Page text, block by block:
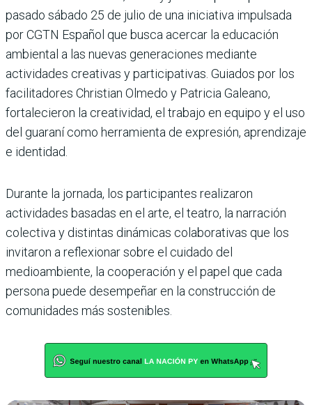
pasado sábado 25 de julio de una iniciativa impulsada
por CGTN Español que busca acercar la educación
ambiental a las nuevas generaciones mediante
actividades creativas y participativas. Guiados por los
facilitadores Christian Olmedo y Patricia Galeano,
fortalecieron la creatividad, el trabajo en equipo y el uso
del guaraní como herramienta de expresión, aprendizaje
e identidad.
Durante la jornada, los participantes realizaron
actividades basadas en el arte, el teatro, la narración
colectiva y distintas dinámicas colaborativas que los
invitaron a reflexionar sobre el cuidado del
medioambiente, la cooperación y el papel que cada
persona puede desempeñar en la construcción de
comunidades más sostenibles.